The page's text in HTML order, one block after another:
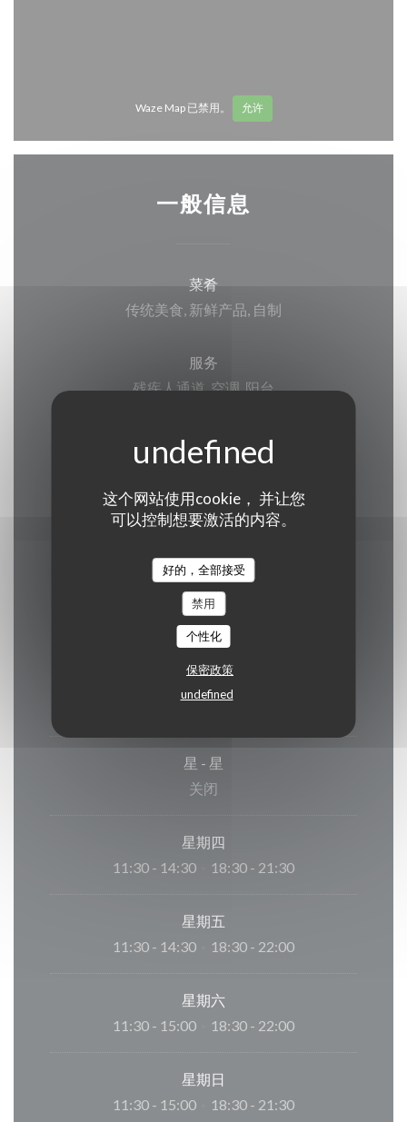
这个网站使用cookie， 并让您
可以控制想要激活的内容。
好的，全部接受
禁用
个性化
保密政策
undefined
Waze Map 已禁用。 允许
一般信息
菜肴
传统美食, 新鲜产品, 自制
服务
残疾人通道, 空调, 阳台
支付方式
Apple Pay, 欧洲卡/万事达卡, Titres餐厅, 现金, 借
记卡
营业时间
星 - 星
关闭
星期四
11:30 - 14:30
18:30 - 21:30
星期五
11:30 - 14:30
18:30 - 22:00
星期六
11:30 - 15:00
18:30 - 22:00
星期日
11:30 - 15:00
18:30 - 21:30